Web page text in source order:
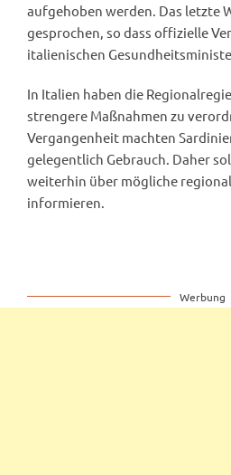
aufgehoben werden. Das letzte
gesprochen, so dass offizielle
italienischen
In Italien haben die
strengere Maßnahmen zu
Vergangenheit machten
gelegentlich Gebrauch. Daher
weiterhin über mögliche
informieren.
Werbung